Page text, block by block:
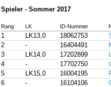
Spieler - Sommer 2017
Rang LK ID-Nummer
1 LK13,0 18062753
2
- 16404491
3
LK14,0 17202899
4
- 17702750
5
LK15,0 16004195
6
- 16104106